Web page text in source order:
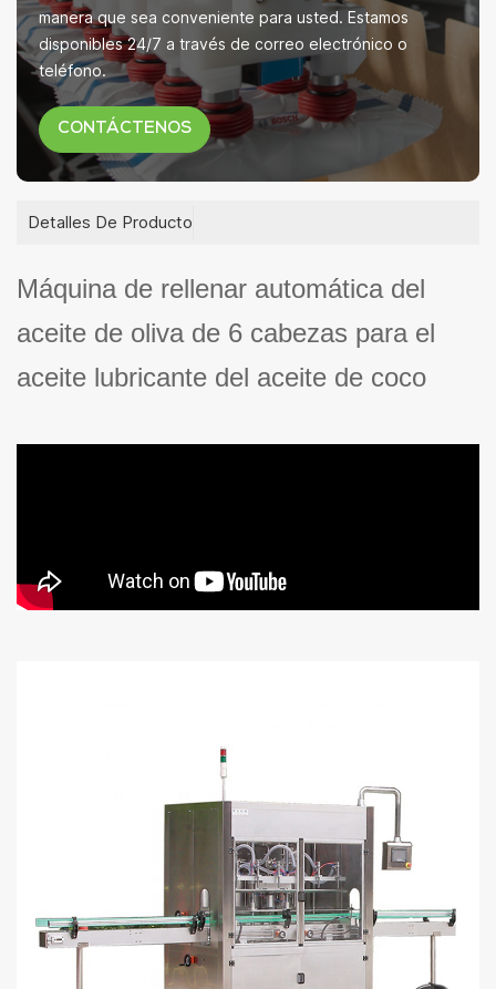
manera que sea conveniente para usted. Estamos
disponibles 24/7 a través de correo electrónico o
teléfono.
CONTÁCTENOS
Detalles De Producto
Máquina de rellenar automática del
aceite de oliva de 6 cabezas para el
aceite lubricante del aceite de coco